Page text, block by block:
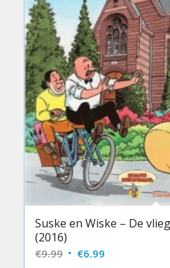
Suske en Wiske – De
(2016)
€9.99 Oorspronkelijke
€6.99Huidige